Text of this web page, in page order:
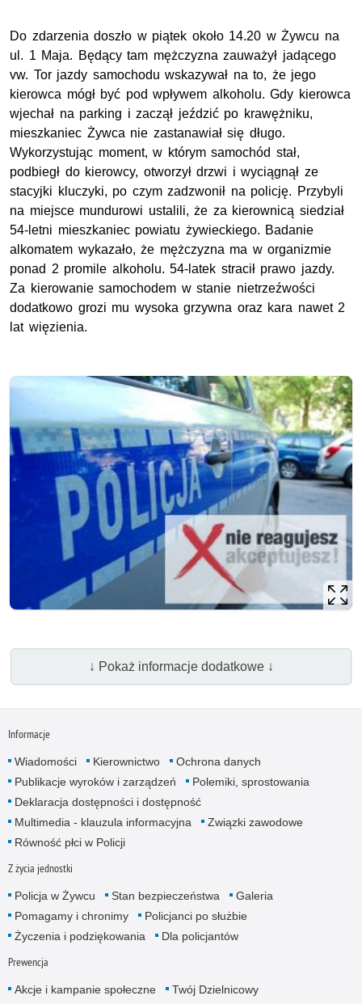
Do zdarzenia doszło w piątek około 14.20 w Żywcu na
ul. 1 Maja. Będący tam mężczyzna zauważył jadącego
vw. Tor jazdy samochodu wskazywał na to, że jego
kierowca mógł być pod wpływem alkoholu. Gdy kierowca
wjechał na parking i zaczął jeździć po krawężniku,
mieszkaniec Żywca nie zastanawiał się długo.
Wykorzystując moment, w którym samochód stał,
podbiegł do kierowcy, otworzył drzwi i wyciągnął ze
stacyjki kluczyki, po czym zadzwonił na policję. Przybyli
na miejsce mundurowi ustalili, że za kierownicą siedział
54-letni mieszkaniec powiatu żywieckiego. Badanie
alkomatem wykazało, że mężczyzna ma w organizmie
ponad 2 promile alkoholu. 54-latek stracił prawo jazdy.
Za kierowanie samochodem w stanie nietrzeźwości
dodatkowo grozi mu wysoka grzywna oraz kara nawet 2
lat więzienia.
↓ Pokaż informacje dodatkowe ↓
Informacje
Wiadomości Kierownictwo
Ochrona danych
Publikacje wyroków i zarządzeń
Polemiki, sprostowania
Deklaracja dostępności i dostępność
Multimedia - klauzula informacyjna
Związki zawodowe
Równość płci w Policji
Z życia jednostki
Policja w Żywcu Stan bezpieczeństwa
Galeria
Pomagamy i chronimy
Policjanci po służbie
Życzenia i podziękowania
Dla policjantów
Prewencja
Akcje i kampanie społeczne
Twój Dzielnicowy